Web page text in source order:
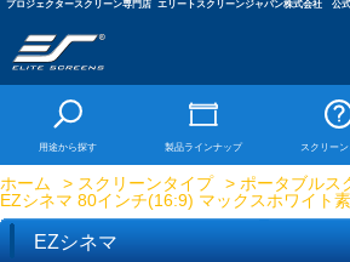
プロジェクタースクリーン専門店 エリートスクリーンジャパン株式会社 公
用途から探す 製品ラインナップ スクリー
ホーム > スクリーンタイプ > ポータブルス
EZシネマ 80インチ(16:9) マックスホワイト
EZシネマ